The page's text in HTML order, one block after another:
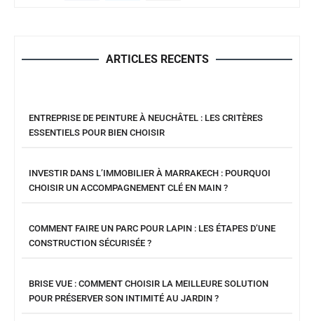
ARTICLES RECENTS
ENTREPRISE DE PEINTURE À NEUCHÂTEL : LES CRITÈRES
ESSENTIELS POUR BIEN CHOISIR
INVESTIR DANS L’IMMOBILIER À MARRAKECH : POURQUOI
CHOISIR UN ACCOMPAGNEMENT CLÉ EN MAIN ?
COMMENT FAIRE UN PARC POUR LAPIN : LES ÉTAPES D’UNE
CONSTRUCTION SÉCURISÉE ?
BRISE VUE : COMMENT CHOISIR LA MEILLEURE SOLUTION
POUR PRÉSERVER SON INTIMITÉ AU JARDIN ?